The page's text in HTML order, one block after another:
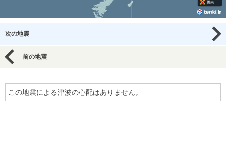
次の地震
前の地震
この地震による津波の心配はありません。